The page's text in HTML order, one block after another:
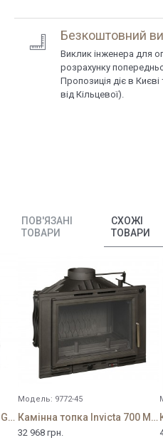
Безкоштовний
Виклик інженера для
розрахунку
Пропозиція діє в Києві
від Кільцевої).
ПОВ'ЯЗАНІ
ТОВАРИ
СХОЖІ
ТОВАРИ
Камінна топка Invicta 700 Grande Angle
Модель: 9772-45
Камінна топка Invicta 700 Minos з шибером
32 968 грн.